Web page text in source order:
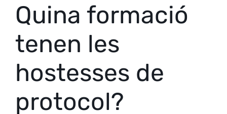
Quina formació
tenen les
hostesses de
protocol?